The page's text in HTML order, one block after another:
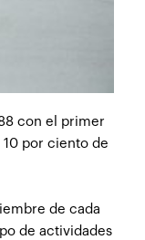
con el primer
por ciento de
de cada
de actividades